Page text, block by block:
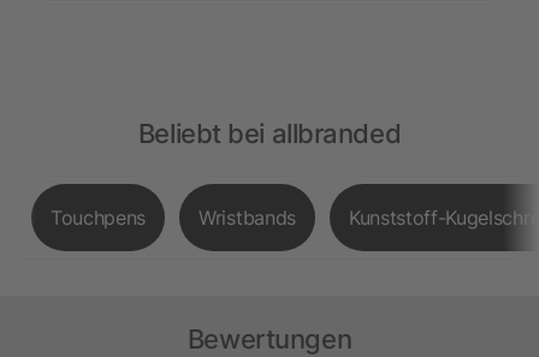
Beliebt bei allbranded
Touchpens Wristbands Kunststoff-
Bewertungen